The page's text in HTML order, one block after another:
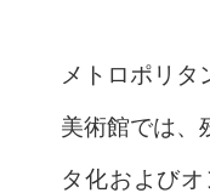
メトロポリ
美術館では、
タ化および